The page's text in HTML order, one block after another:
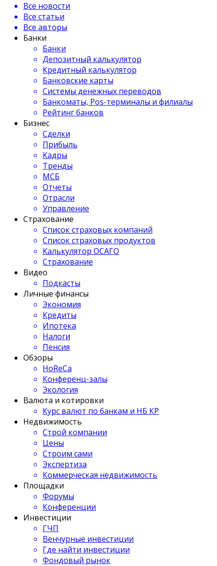
Все новости
Все статьи
Все авторы
Банки
Банки
Депозитный калькулятор
Кредитный калькулятор
Банковские карты
Системы денежных переводов
Банкоматы, Pos-терминалы и филиалы
Рейтинг банков
Бизнес
Сделки
Прибыль
Кадры
Тренды
МСБ
Отчеты
Отрасли
Управление
Страхование
Список страховых компаний
Список страховых продуктов
Калькулятор ОСАГО
Страхование
Видео
Подкасты
Личные финансы
Экономия
Кредиты
Ипотека
Налоги
Пенсия
Обзоры
HoReCa
Конференц-залы
Экология
Валюта и котировки
Курс валют по банкам и НБ КР
Недвижимость
Строй компании
Цены
Строим сами
Экспертиза
Коммерческая недвижимость
Площадки
Форумы
Конференции
Инвестиции
ГЧП
Венчурные инвестиции
Где найти инвестиции
Фондовый рынок